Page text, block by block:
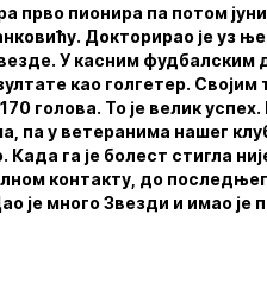
прво пионира па потом
Докторирао је уз
У касним фудбалским
као голгетер.
голова. То је велик
па у ветеранима нашег
Када га је болест стигла
контакту, до
је много Звезди и имао је